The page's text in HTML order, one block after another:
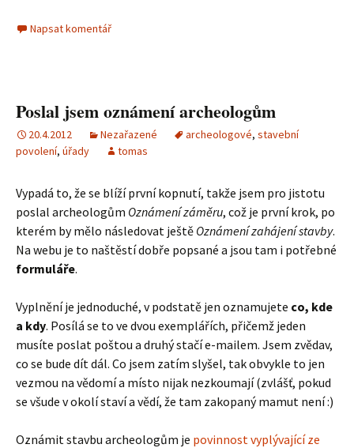
Napsat komentář
Poslal jsem oznámení archeologům
20.4.2012 Nezařazené archeologové, stavební
povolení, úřady tomas
Vypadá to, že se blíží první kopnutí, takže jsem pro jistotu
poslal archeologům Oznámení záměru, což je první krok, po
kterém by mělo následovat ještě Oznámení zahájení stavby.
Na webu je to naštěstí dobře popsané a jsou tam i potřebné
formuláře.
Vyplnění je jednoduché, v podstatě jen oznamujete co, kde
a kdy. Posílá se to ve dvou exemplářích, přičemž jeden
musíte poslat poštou a druhý stačí e-mailem. Jsem zvědav,
co se bude dít dál. Co jsem zatím slyšel, tak obvykle to jen
vezmou na vědomí a místo nijak nezkoumají (zvlášť, pokud
se všude v okolí staví a vědí, že tam zakopaný mamut není :)
Oznámit stavbu archeologům je povinnost vyplývající ze